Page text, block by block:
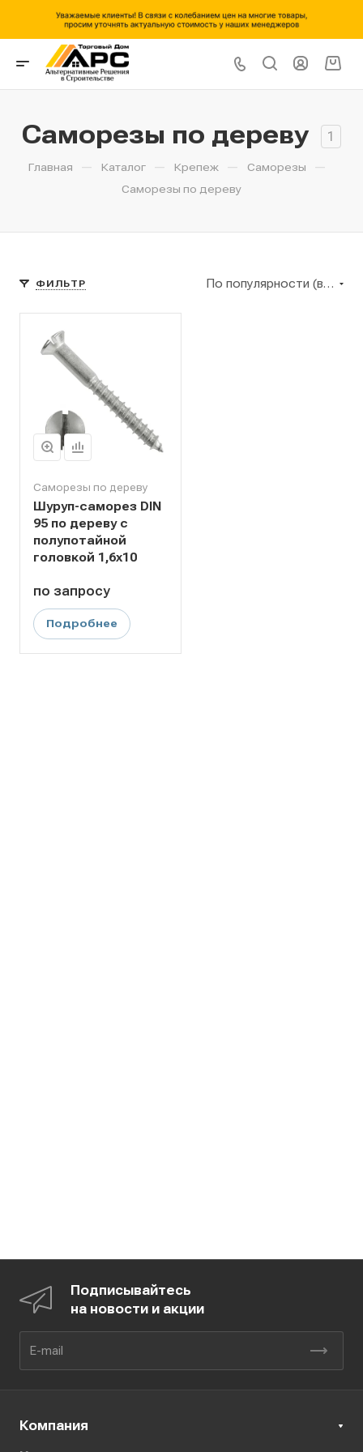
Саморезы по дереву 1
Главная — Каталог — Крепеж — Саморезы —
Саморезы по дереву
ФИЛЬТР По популярности (возрастание)
Саморезы по дереву
Шуруп-саморез DIN
95 по дереву с
полупотайной
головкой 1,6x10
по запросу
Подробнее
Подписывайтесь
на новости и акции
Компания